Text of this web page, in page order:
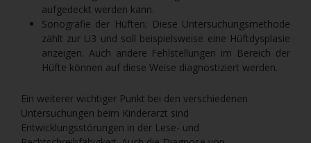
aufgedeckt werden kann.
Sonografie der Hüften: Diese Untersuchungsmethode
zählt zur U3 und soll beispielsweise eine Hüftdysplasie
anzeigen. Auch andere Fehlstellungen im Bereich der
Hüfte können auf diese Weise diagnostiziert werden.
Ein weiterer wichtiger Punkt bei den verschiedenen
Untersuchungen beim Kinderarzt sind
Entwicklungsstörungen in der Lese- und